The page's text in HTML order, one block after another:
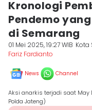
Kronologi
Pendemo
di Semarang
01 Mei 2025, 19:27 WIB Kota
Fariz Fardianto
News Channel
Aksi anarkis terjadi saat May
Polda Jateng)